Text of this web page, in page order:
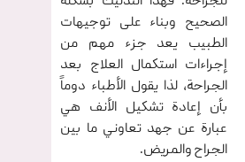
الصحيح وبناء على توجيهات
الطبيب یعد جزء مهم من
إجراءات استكمال العلاج بعد
الجراحة، لذا يقول الأطباء دوماً
بأن إعادة تشكيل الأنف هي
عبارة عن جهد تعاوني ما بين
الجراح والمريض.